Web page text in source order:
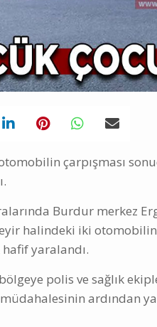
çarpışması
Burdur merkez
halindeki iki otomobilin
yaralandı.
polis ve sağlık
ardından